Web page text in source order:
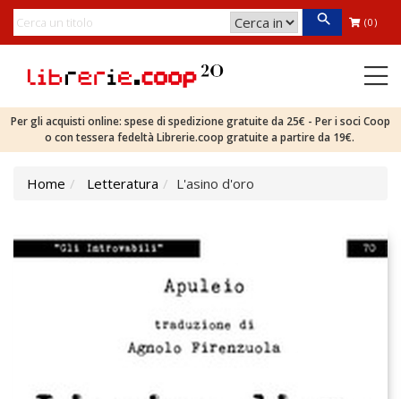
(0)
Per gli acquisti online: spese di spedizione gratuite da 25€ - Per i soci Coop
o con tessera fedeltà Librerie.coop gratuite a partire da 19€.
Home Letteratura L'asino d'oro